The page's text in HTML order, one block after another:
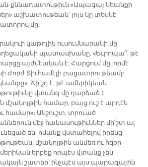
քննադատութիւն «Ապագայ կեանքի
աշխատութեան՝ լոյս կը տեսնէ
մը:
կաթոլիկ ուսումնարանի մը
պատասխանը. «Եւրոպա՞, թէ
այժմէական է: Հարցում մը, որմէ
Ժորժ Տիւհամէլի բացատրութեամբ
Ճի՛շդ է, թէ ամերիկեան
վտանգ մը դարձած է
համար, բայց ուշ է արդէն
համար»։ Անշուշտ, տրուած
մէջ հակասութիւններ մի՛շտ ալ
են. ոմանք վստահելով իրենց
մշակոյթին անմեռ ու հզօր
երբեք որպէս վտանք չեն
շատեր՝ ինչպէս այս պարագային